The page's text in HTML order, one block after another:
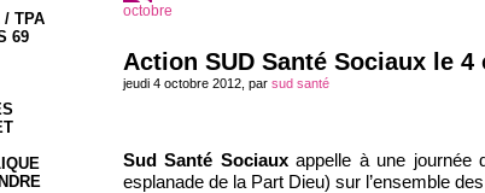
/ TPA
69
octobre
Action SUD Santé Sociaux le 4
jeudi 4 octobre 2012, par sud santé
Sud Santé Sociauxappelle à une journée
esplanade de la Part Dieu) sur l’ensemble